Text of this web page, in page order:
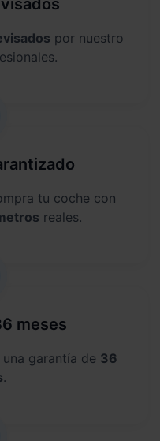
por nuestro
tu coche con
reales.
meses
garantía de 36
.